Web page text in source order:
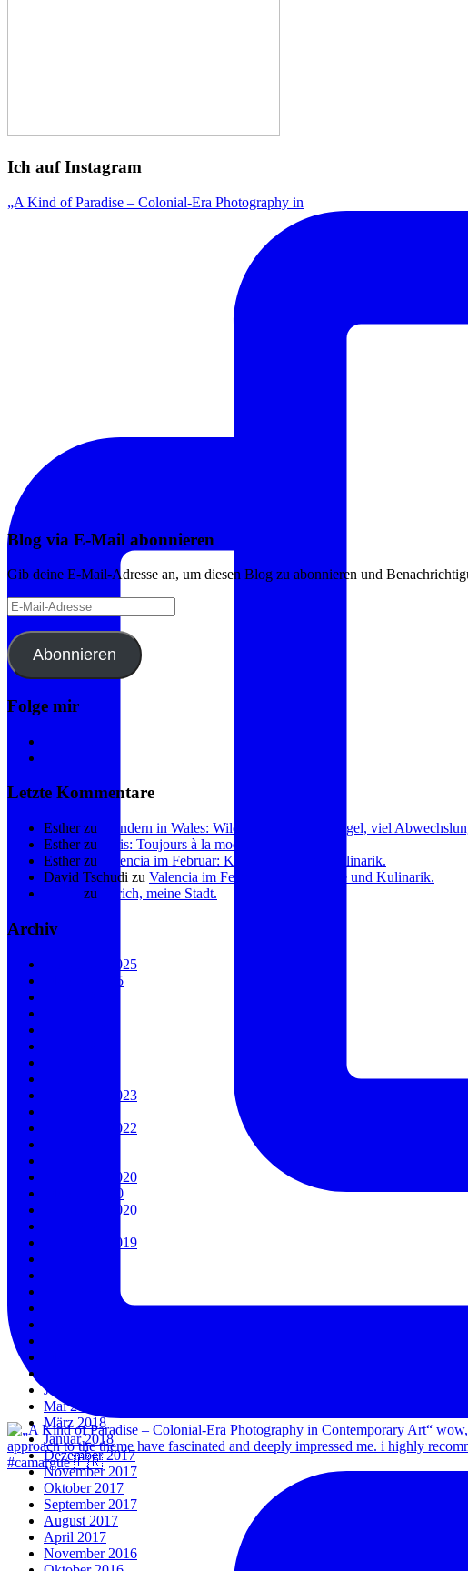
Ich auf Instagram
„A Kind of Paradise – Colonial-Era Photography in
#camargue 🇫🇷
Blog via E-Mail abonnieren
Gib deine E-Mail-Adresse an, um diesen Blog zu abonnieren und
E-
Mail-
Adresse
Abonnieren
Folge mir
Letzte Kommentare
Estherzu
Wandern in Wales: Wilde Küste, sanfte Hügel, viel
Estherzu
Paris: Toujours à la mode.
Estherzu
Valencia im Februar: Kunst, Küste und Kulinarik.
David Tschudi zu Valencia im Februar: Kunst, Küste und Kulinarik.
zu Zürich, meine Stadt.
Archiv
November 2025
Oktober 2025
September 2023
November 2022
November 2020
Oktober 2020
September 2020
September 2019
Juni 2018
Mai 2018
März 2018
Januar 2018
Dezember 2017
November 2017
Oktober 2017
September 2017
August 2017
April 2017
November 2016